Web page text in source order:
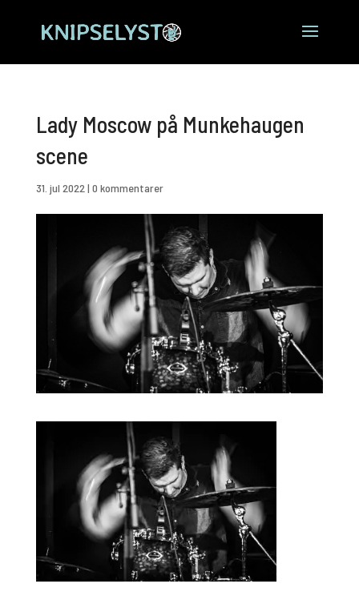
Lady Moscow på Munkehaugen
scene
31. jul 2022 | 0 kommentarer